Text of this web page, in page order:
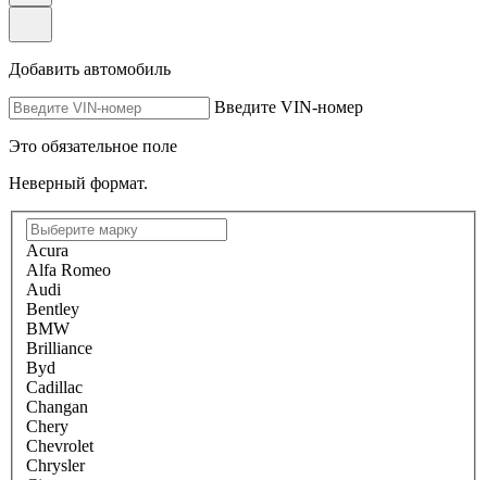
Добавить автомобиль
Введите VIN-номер
Это обязательное поле
Неверный формат.
Acura
Alfa Romeo
Audi
Bentley
BMW
Brilliance
Byd
Cadillac
Changan
Chery
Chevrolet
Chrysler